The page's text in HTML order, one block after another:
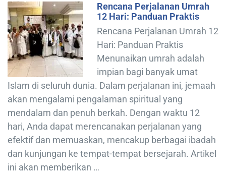
Rencana Perjalanan Umrah
12 Hari: Panduan Praktis
Rencana Perjalanan Umrah 12
Hari: Panduan Praktis
Menunaikan umrah adalah
impian bagi banyak umat
Islam di seluruh dunia. Dalam perjalanan ini, jemaah
akan mengalami pengalaman spiritual yang
mendalam dan penuh berkah. Dengan waktu 12
hari, Anda dapat merencanakan perjalanan yang
efektif dan memuaskan, mencakup berbagai ibadah
dan kunjungan ke tempat-tempat bersejarah. Artikel
ini akan memberikan …